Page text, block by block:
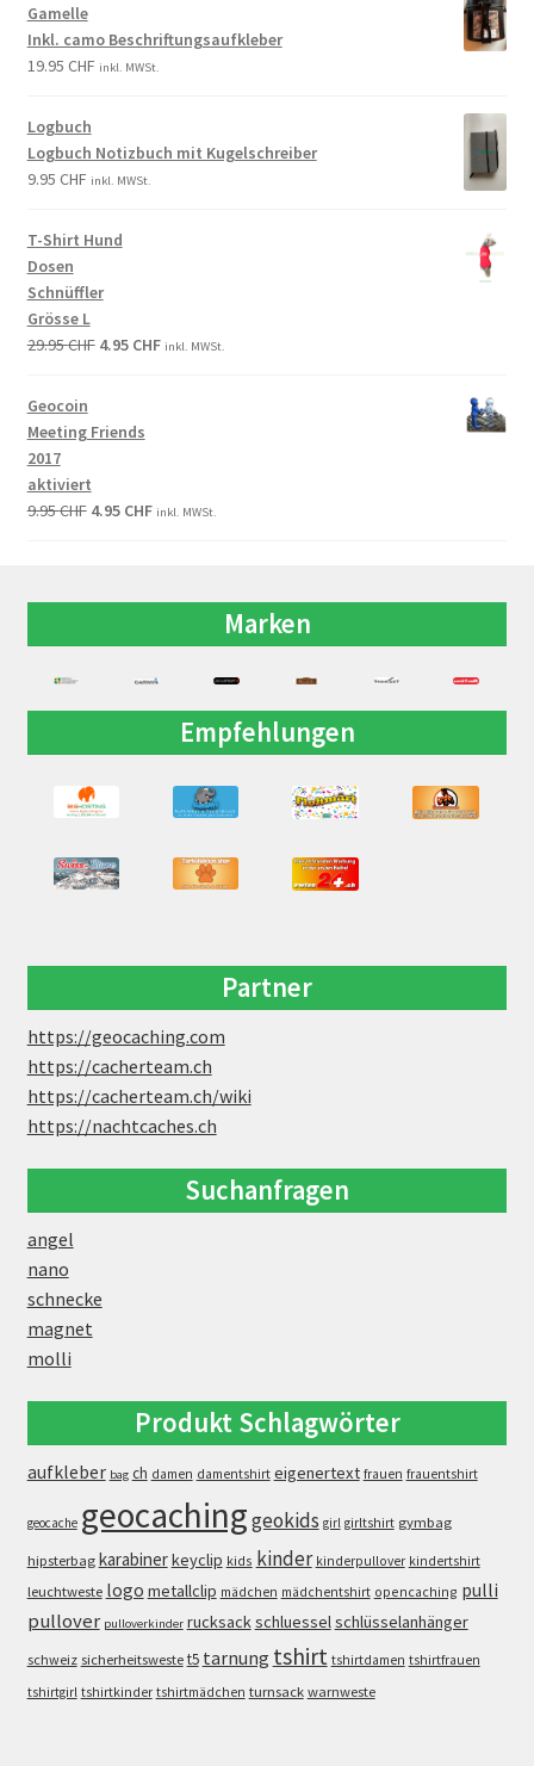
Gamelle
Inkl. camo Beschriftungsaufkleber
19.95 CHF inkl. MWSt.
Logbuch
Logbuch Notizbuch mit Kugelschreiber
9.95 CHF inkl. MWSt.
T-Shirt Hund
Dosen
Schnüffler
Grösse L
29.95CHF 4.95 CHF inkl. MWSt.
Geocoin
Meeting Friends
2017
aktiviert
9.95CHF 4.95 CHF inkl. MWSt.
Marken
Empfehlungen
Partner
https://geocaching.com
https://cacherteam.ch
https://cacherteam.ch/wiki
https://nachtcaches.ch
Suchanfragen
angel
nano
schnecke
magnet
molli
Produkt Schlagwörter
aufkleber bag ch damen damentshirt eigenertext frauen frauentshirt
geocache geocachinggeokids girl girltshirt gymbag
hipsterbag karabinerkeyclip kids kinder kinderpullover kindertshirt
leuchtweste logo metallclip mädchen mädchentshirt opencaching pulli
pullover pulloverkinder rucksackschluesselschlüsselanhänger
schweiz sicherheitsweste t5 tarnung tshirt tshirtdamen tshirtfrauen
tshirtgirl tshirtkinder tshirtmädchen turnsack warnweste